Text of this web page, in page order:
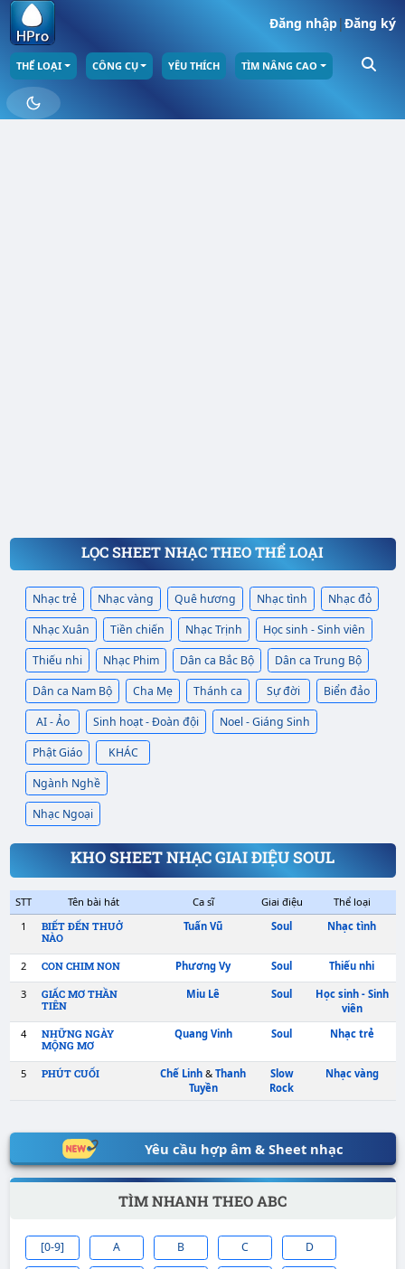
Đăng nhập|Đăng ký
THỂ LOẠI CÔNG CỤ YÊU THÍCH TÌM NÂNG CAO
LỌC SHEET NHẠC THEO THỂ LOẠI
Nhạc trẻ Nhạc vàng Quê hương Nhạc tình
Nhạc đỏ
Nhạc Xuân
Tiền chiến Nhạc Trịnh
Học sinh - Sinh viên
Thiếu nhi
Nhạc Phim Dân ca Bắc Bộ
Dân ca Trung Bộ
Dân ca Nam Bộ
Cha Mẹ Thánh ca Sự đời
Biển đảo
AI - Ảo
Sinh hoạt - Đoàn đội
Noel - Giáng Sinh
Phật Giáo
KHÁC
Ngành Nghề
Nhạc Ngoại
KHO SHEET NHẠC GIAI ĐIỆU SOUL
BIẾT ĐẾN THUỞ
NÀO
Tuấn Vũ Soul
CON CHIM NON Phương Vy
3
GIẤC MƠ THẦN
TIÊN
Miu Lê
Yêu cầu hợp âm & Sheet nhạc
TÌM NHANH THEO ABC
[0-9] A B C
D